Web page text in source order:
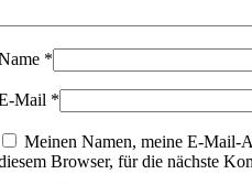
*
Mail *
Meinen Namen, meine E-Mail-
Browser, für die nächste